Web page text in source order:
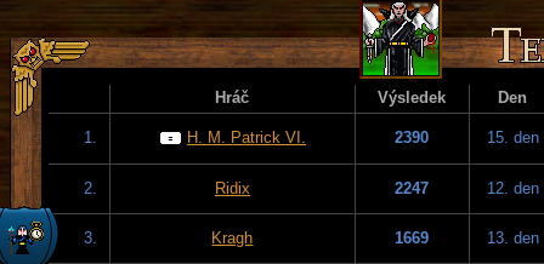
Hráč Výsledek Den
1. H. M. Patrick VI. 2390 15. den
2. Ridix 2247 12. den
3. Kragh 1669 13. den